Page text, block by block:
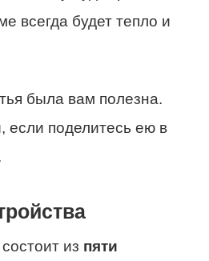
всегда будет тепло и
была вам полезна.
если поделитесь ею в
из пяти